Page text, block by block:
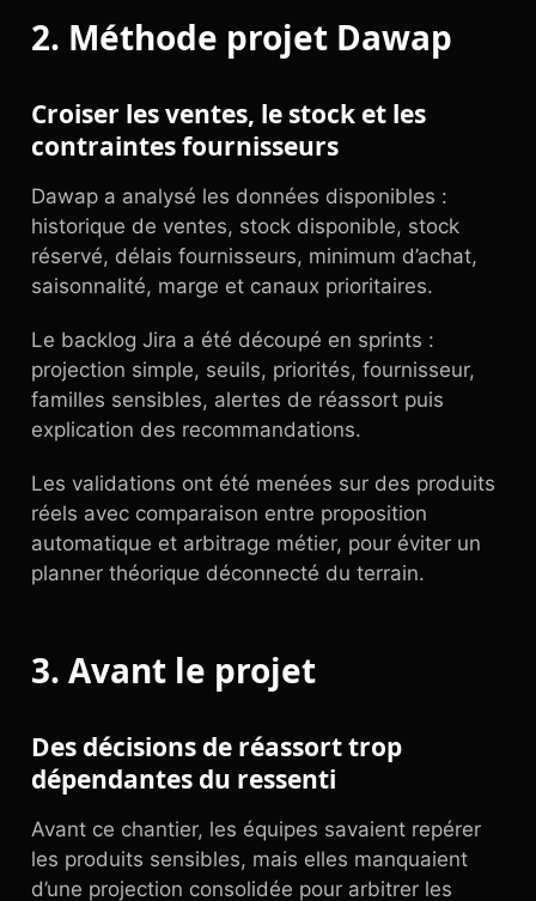
2. Méthode projet Dawap
Croiser les ventes, le stock et les
contraintes fournisseurs
Dawap a analysé les données disponibles :
historique de ventes, stock disponible, stock
réservé, délais fournisseurs, minimum d’achat,
saisonnalité, marge et canaux prioritaires.
Le backlog Jira a été découpé en sprints :
projection simple, seuils, priorités, fournisseur,
familles sensibles, alertes de réassort puis
explication des recommandations.
Les validations ont été menées sur des produits
réels avec comparaison entre proposition
automatique et arbitrage métier, pour éviter un
planner théorique déconnecté du terrain.
3. Avant le projet
Des décisions de réassort trop
dépendantes du ressenti
Avant ce chantier, les équipes savaient repérer
les produits sensibles, mais elles manquaient
d’une projection consolidée pour arbitrer les